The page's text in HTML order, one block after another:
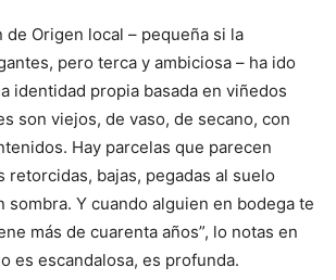
de Origen local – pequeña si la
pero terca y ambiciosa – ha ido
identidad propia basada en viñedos
son viejos, de vaso, de secano, con
Hay parcelas que parecen
retorcidas, bajas, pegadas al suelo
sombra. Y cuando alguien en bodega te
más de cuarenta años”, lo notas en
es escandalosa, es profunda.